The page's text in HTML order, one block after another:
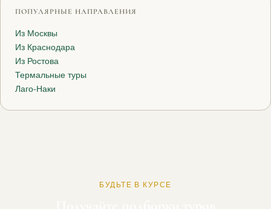
ПОПУЛЯРНЫЕ НАПРАВЛЕНИЯ
Из Москвы
Из Краснодара
Из Ростова
Термальные туры
Лаго-Наки
БУДЬТЕ В КУРСЕ